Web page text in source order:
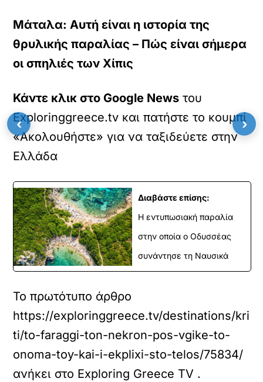
b
β
ί
ε
.
Μάταλα: Αυτή είναι η ιστορία της
θρυλικής παραλίας – Πώς είναι σήμερα
οι σπηλιές των Χίπις
Κάντε κλικ στο Google News του
Εxploringgreece.tv και πατήστε το κουμπί
«Ακολουθήστε» για να ταξιδεύετε στην
Ελλάδα
Διαβάστε επίσης:
Η εντυπωσιακή παραλία
στην οποία ο Οδυσσέας
συνάντησε τη Ναυσικά
Το πρωτότυπο άρθρο
https://exploringgreece.tv/destinations/kri
ti/to-faraggi-ton-nekron-pos-vgike-to-
onoma-toy-kai-i-ekplixi-sto-telos/75834/
ανήκει στο Exploring Greece TV .
‹ ›